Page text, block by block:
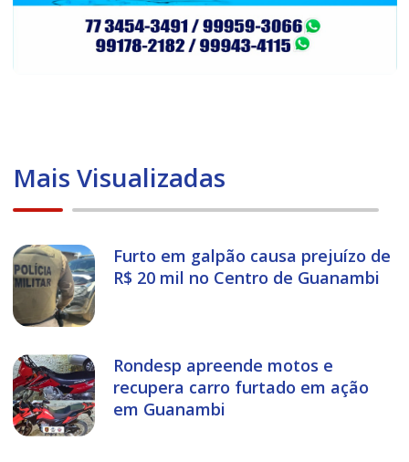
Mais Visualizadas
Furto em galpão causa prejuízo de
R$ 20 mil no Centro de Guanambi
Rondesp apreende motos e
recupera carro furtado em ação
em Guanambi